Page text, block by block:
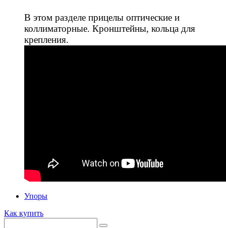
В этом разделе прицелы оптические и
коллиматорные. Кронштейны, кольца для
крепления.
Упоры
Как купить